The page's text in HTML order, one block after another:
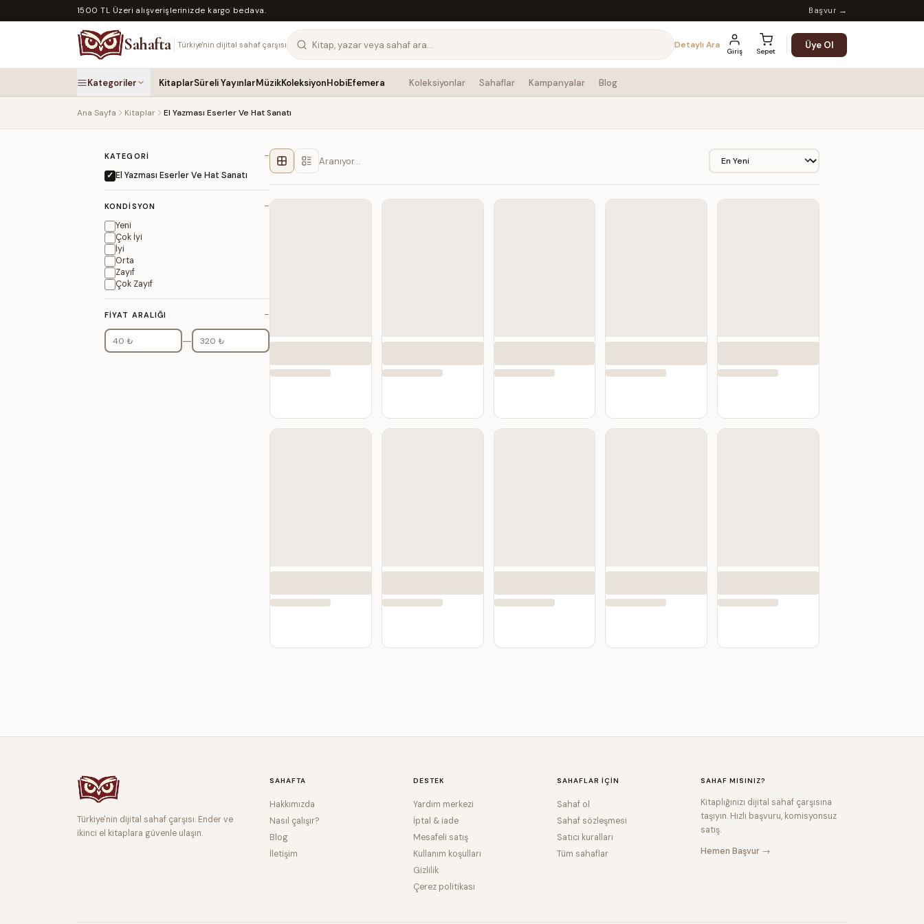
1500 TL Üzeri alışverişlerinizde kargo bedava. Başvur →
Sahafta Türkiye'nin dijital sahaf çarşısı Detaylı Ara
Giriş Sepet
Üye Ol
Kategoriler KitaplarSüreli YayınlarMüzikKoleksiyonHobiEfemera Koleksiyonlar Sahaflar Kampanyalar Blog
Ana Sayfa Kitaplar El Yazması Eserler Ve Hat Sanatı
KATEGORI −
El Yazması Eserler Ve Hat Sanatı
KONDISYON −
Yeni
Çok İyi
İyi
Orta
Zayıf
Çok Zayıf
FIYAT ARALIĞI −
—
Aranıyor…
Türkiye'nin dijital sahaf çarşısı. Ender ve
ikinci el kitaplara güvenle ulaşın.
SAHAFTA
Hakkımızda
Nasıl çalışır?
Blog
İletişim
DESTEK
Yardım merkezi
İptal & iade
Mesafeli satış
Kullanım koşulları
Gizlilik
Çerez politikası
SAHAFLAR IÇIN
Sahaf ol
Sahaf sözleşmesi
Satıcı kuralları
Tüm sahaflar
SAHAF MISINIZ?
Kitaplığınızı dijital sahaf çarşısına
taşıyın. Hızlı başvuru, komisyonsuz
satış.
Hemen Başvur →